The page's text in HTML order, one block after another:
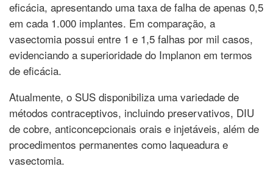
eficácia, apresentando uma taxa de falha de apenas 0,5
em cada 1.000 implantes. Em comparação, a
vasectomia possui entre 1 e 1,5 falhas por mil casos,
evidenciando a superioridade do Implanon em termos
de eficácia.
Atualmente, o SUS disponibiliza uma variedade de
métodos contraceptivos, incluindo preservativos, DIU
de cobre, anticoncepcionais orais e injetáveis, além de
procedimentos permanentes como laqueadura e
vasectomia.